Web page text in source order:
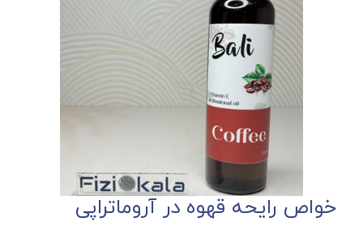
خواص رایحه قهوه در آروماتراپی